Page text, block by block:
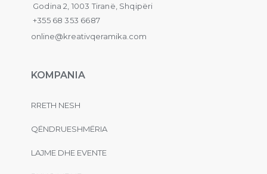
Godina 2, 1003 Tiranë, Shqipëri
+355 68 353 6687
online@kreativqeramika.com
KOMPANIA
RRETH NESH
QËNDRUESHMËRIA
LAJME DHE EVENTE